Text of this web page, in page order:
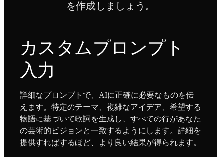
を作成しましょう。
カスタムプロンプト
入力
詳細なプロンプトで、AIに正確に必要なものを伝
えます。特定のテーマ、複雑なアイデア、希望する
物語に基づいて歌詞を生成し、すべての行があなた
の芸術的ビジョンと一致するようにします。詳細を
提供すればするほど、より良い結果が得られます。